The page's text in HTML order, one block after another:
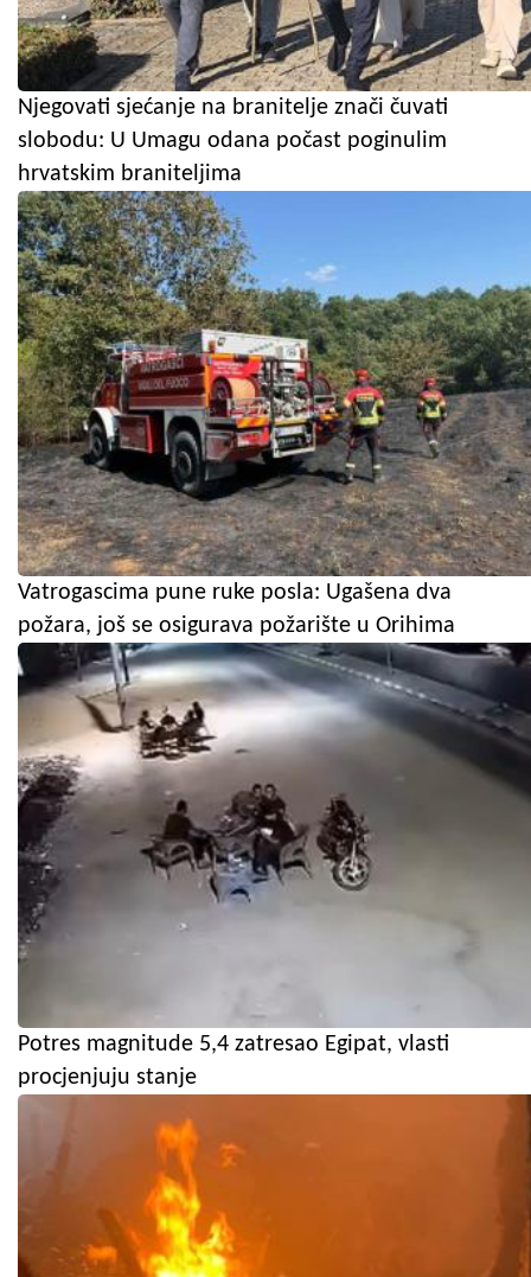
Njegovati sjećanje na branitelje znači čuvati
slobodu: U Umagu odana počast poginulim
hrvatskim braniteljima
Vatrogascima pune ruke posla: Ugašena dva
požara, još se osigurava požarište u Orihima
Potres magnitude 5,4 zatresao Egipat, vlasti
procjenjuju stanje